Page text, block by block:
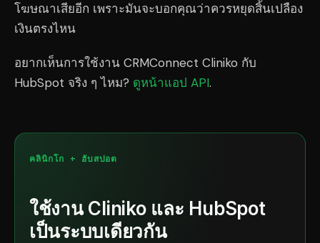
โฆษณาเสียอีก เพราะมันจะบอกคุณว่าควรหยุดสิ้นเปลือง
เงินตรงไหน
อยากเห็นการใช้งาน CRMConnect Cliniko กับ
HubSpot จริง ๆ ไหม? ดูหน้าแอป API.
คลินิกโก + ฮับสปอต
ใช้งาน Cliniko และ HubSpot
เป็นระบบเดียวกัน